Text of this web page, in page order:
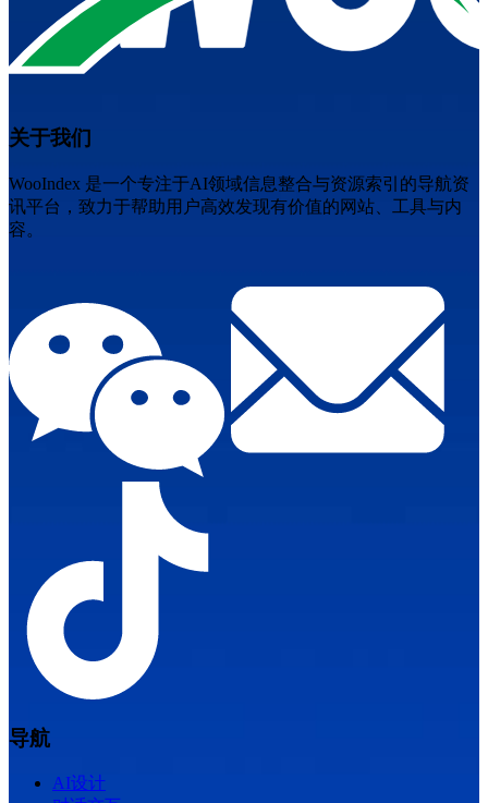
关于我们
WooIndex 是一个专注于AI领域信息整合与资源索引的导航资
讯平台，致力于帮助用户高效发现有价值的网站、工具与内
容。
导航
AI设计